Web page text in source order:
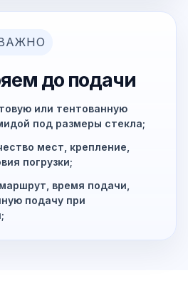
до подачи
или тентованную
под размеры стекла;
мест, крепление,
погрузки;
время подачи,
подачу при